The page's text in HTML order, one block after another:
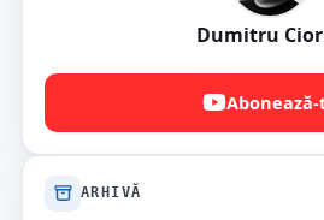
Dumitru
Abonează-
ARHIVĂ